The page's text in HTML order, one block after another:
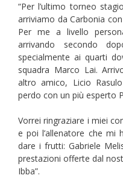
“Per l’ultimo torneo
arriviamo da Carbonia
Per me a livello
arrivando secondo
specialmente ai quarti
squadra Marco Lai.
altro amico, Licio
perdo con un più esperto
Vorrei ringraziare i miei
e poi l’allenatore che mi
dare i frutti: Gabriele
prestazioni offerte dal
Ibba”.